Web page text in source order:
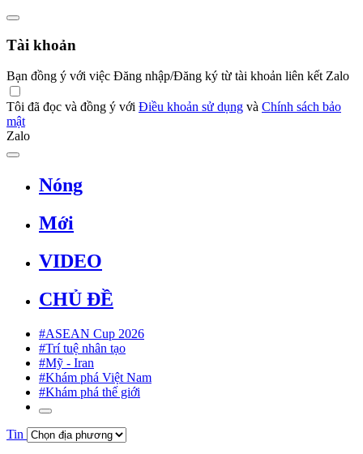
Tài khoản
Bạn đồng ý với việc Đăng nhập/Đăng ký từ tài khoản liên kết Zalo
Tôi đã đọc và đồng ý với Điều khoản sử dụng và Chính sách bảo
mật
Zalo
Nóng
Mới
VIDEO
CHỦ ĐỀ
#ASEAN Cup 2026
#Trí tuệ nhân tạo
#Mỹ - Iran
#Khám phá Việt Nam
#Khám phá thế giới
Tin